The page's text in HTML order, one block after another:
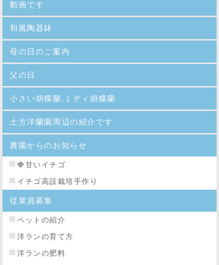
動画です
和風陶器鉢
母の日のご案内
父の日
小さい胡蝶蘭,ミディ胡蝶蘭
土方洋蘭園周辺の紹介です
農園からのお知らせ
🍓 甘いイチゴ
イチゴ高設栽培手作り
従業員募集
ペットの紹介
洋ランの育て方
洋ランの肥料